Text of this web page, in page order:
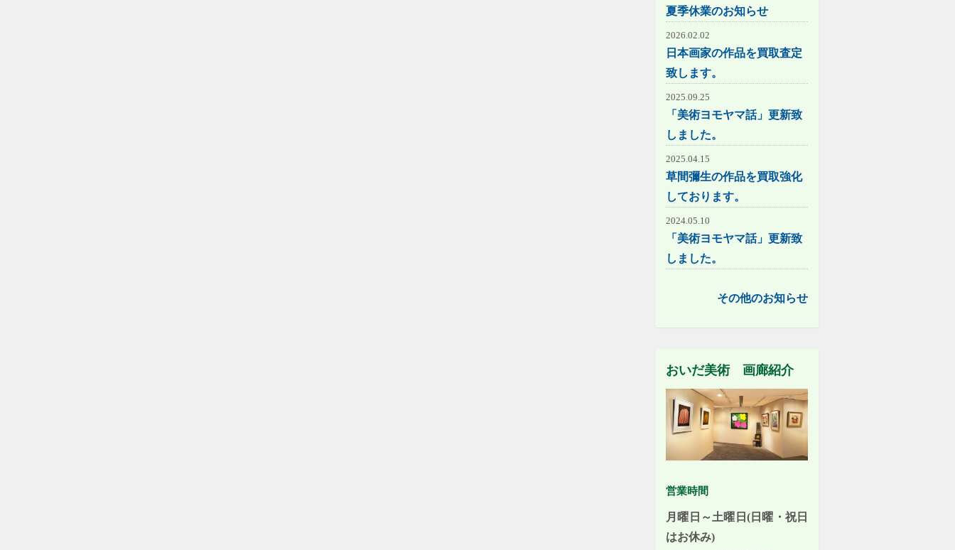
夏季休業のお知らせ
2026.02.02
日本画家の作品を買取査定
致します。
2025.09.25
「美術ヨモヤマ話」更新致
しました。
2025.04.15
草間彌生の作品を買取強化
しております。
2024.05.10
「美術ヨモヤマ話」更新致
しました。
その他のお知らせ
おいだ美術 画廊紹介
営業時間
月曜日～土曜日(日曜・祝日
はお休み)